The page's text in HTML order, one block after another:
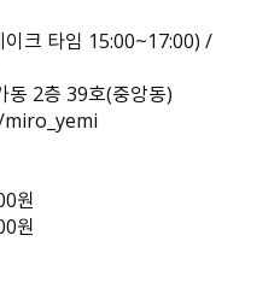
크 타임 15:00~17:00) /
동 2층 39호(중앙동)
원
원